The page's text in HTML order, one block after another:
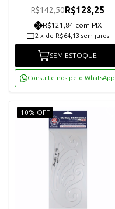
R$142,50R$128,25
R$121,84 com PIX
2 x de R$64,13 sem juros
SEM ESTOQUE
Consulte-nos pelo WhatsApp
10% OFF